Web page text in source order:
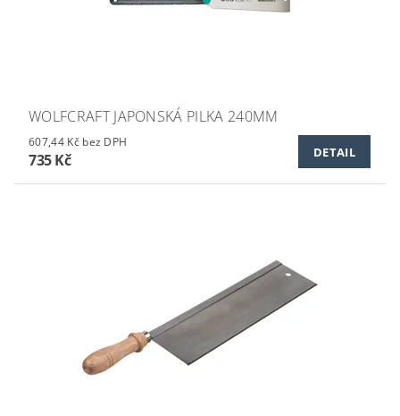
WOLFCRAFT JAPONSKÁ PILKA 240MM
607,44 Kč bez DPH
735 Kč DETAIL